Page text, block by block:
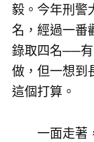
毅。今年刑警
名，經過一番
錄取四名──
做，但一想到
這個打算。
一面走著，